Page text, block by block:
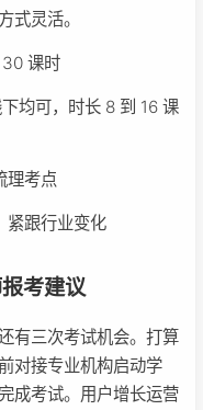
式灵活。
课时
均可，时长 8 到 16 课
理考点
紧跟行业变化
考建议
有三次考试机会。打算
对接专业机构启动学
成考试。用户增长运营